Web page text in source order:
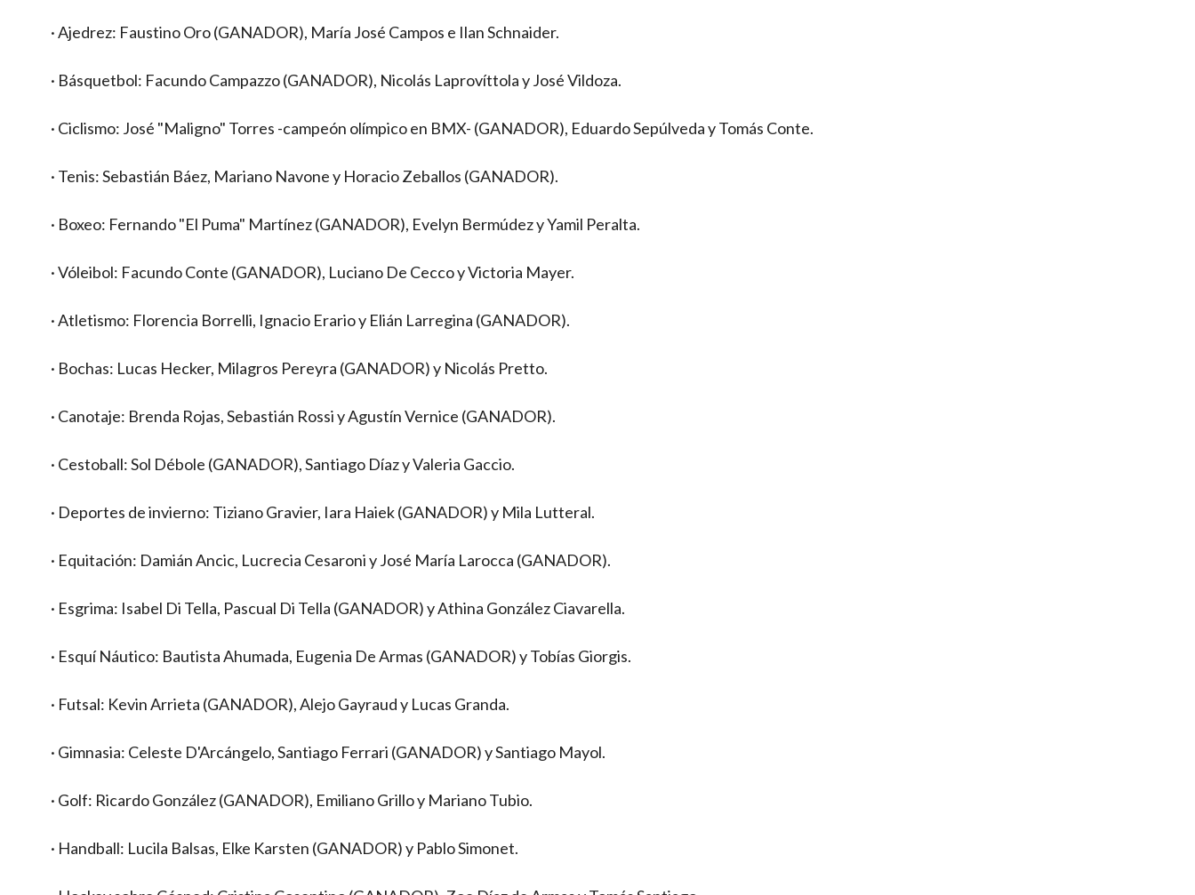
· Ajedrez: Faustino Oro (GANADOR), María José Campos e Ilan Schnaider.
· Básquetbol: Facundo Campazzo (GANADOR), Nicolás Laprovíttola y José Vildoza.
· Ciclismo: José "Maligno" Torres -campeón olímpico en BMX- (GANADOR), Eduardo Sepúlveda y Tomás Conte.
· Tenis: Sebastián Báez, Mariano Navone y Horacio Zeballos (GANADOR).
· Boxeo: Fernando "El Puma" Martínez (GANADOR), Evelyn Bermúdez y Yamil Peralta.
· Vóleibol: Facundo Conte (GANADOR), Luciano De Cecco y Victoria Mayer.
· Atletismo: Florencia Borrelli, Ignacio Erario y Elián Larregina (GANADOR).
· Bochas: Lucas Hecker, Milagros Pereyra (GANADOR) y Nicolás Pretto.
· Canotaje: Brenda Rojas, Sebastián Rossi y Agustín Vernice (GANADOR).
· Cestoball: Sol Débole (GANADOR), Santiago Díaz y Valeria Gaccio.
· Deportes de invierno: Tiziano Gravier, Iara Haiek (GANADOR) y Mila Lutteral.
· Equitación: Damián Ancic, Lucrecia Cesaroni y José María Larocca (GANADOR).
· Esgrima: Isabel Di Tella, Pascual Di Tella (GANADOR) y Athina González Ciavarella.
· Esquí Náutico: Bautista Ahumada, Eugenia De Armas (GANADOR) y Tobías Giorgis.
· Futsal: Kevin Arrieta (GANADOR), Alejo Gayraud y Lucas Granda.
· Gimnasia: Celeste D'Arcángelo, Santiago Ferrari (GANADOR) y Santiago Mayol.
· Golf: Ricardo González (GANADOR), Emiliano Grillo y Mariano Tubio.
· Handball: Lucila Balsas, Elke Karsten (GANADOR) y Pablo Simonet.